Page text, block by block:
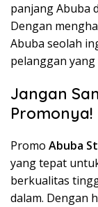
panjang Abuba
Dengan
Abuba seolah
pelanggan
Jangan
Promonya!
Promo Abuba
yang tepat
berkualitas
dalam. Dengan